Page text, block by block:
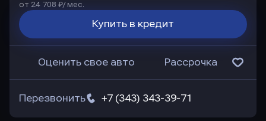
от 24 708 ₽/ мес.
Купить в кредит
Оценить свое авто Рассрочка
+7 (343) 343-39-71
Перезвонить